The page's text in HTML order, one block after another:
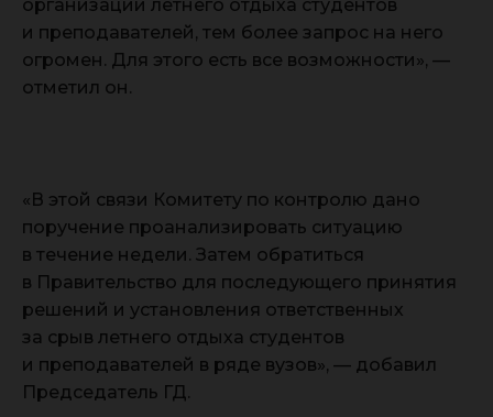
организации летнего отдыха студентов
и преподавателей, тем более запрос на него
огромен. Для этого есть все возможности», —
отметил он.
«В этой связи Комитету по контролю дано
поручение проанализировать ситуацию
в течение недели. Затем обратиться
в Правительство для последующего принятия
решений и установления ответственных
за срыв летнего отдыха студентов
и преподавателей в ряде вузов», — добавил
Председатель ГД.